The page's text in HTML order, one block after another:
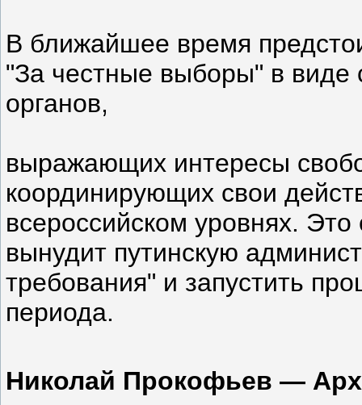
В ближайшее время
"За честные выборы" в виде
органов,
выражающих интересы
координирующих свои
всероссийском уровнях.
вынудит путинскую
требования" и запустить
периода.
Николай Прокофьев —